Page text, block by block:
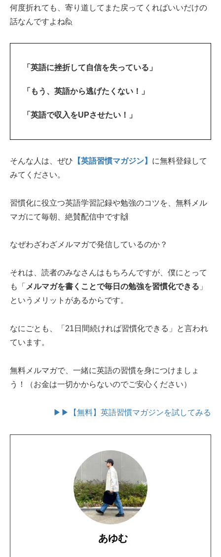
何度折れても、寄り道してまた戻ってくればいいだけの
話なんですよね🙋‍
「英語に挫折して自信を失っている」
「もう、英語から逃げたくない！」
「英語で収入をUPさせたい！」
そんな人は、ぜひ 【英語習慣マガジン】 に無料登録して
みてください。
習慣化に役立つ英語学習記録や勉強のコツを、無料メル
マガにて毎朝、絶賛配信中です🙌
なぜわざわざメルマガで発信しているのか？
それは、読者のみなさんはもちろんですが、僕にとって
も「 メルマガを書くことで毎日の勉強を習慣化できる 」
というメリットがあるからです。
なにごとも、「21日間続ければ習慣化できる」と言われ
ています。
無料メルマガで、一緒に英語の習慣を身につけましょ
う！（お金は一切かからないのでご安心ください）
▶▶【無料】英語習慣マガジンを試してみる
あゆむ